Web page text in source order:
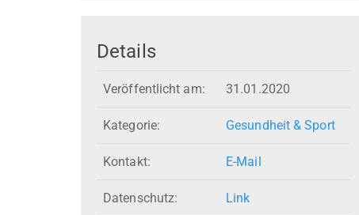
Details
Veröffentlicht am: 31.01.2020
Kategorie: Gesundheit & Sport
Kontakt: E-Mail
Datenschutz: Link